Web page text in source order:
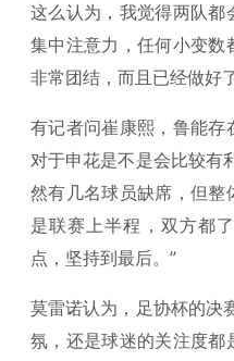
这么认为，我觉得两队都
集中注意力，任何小变
非常团结，而且已经做好
有记者问崔康熙，鲁能存
对于申花是不是会比较有
然有几名球员缺席，但整
是联赛上半程，双方都
点，坚持到最后。”
莫雷诺认为，足协杯的决
氛，还是球迷的关注度都